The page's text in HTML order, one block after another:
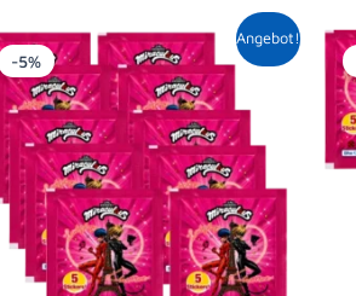
Angebot!
-5%
Ursprünglicher
Preis
war:
10,00 €
Aktueller
Preis
ist:
9,49 €.